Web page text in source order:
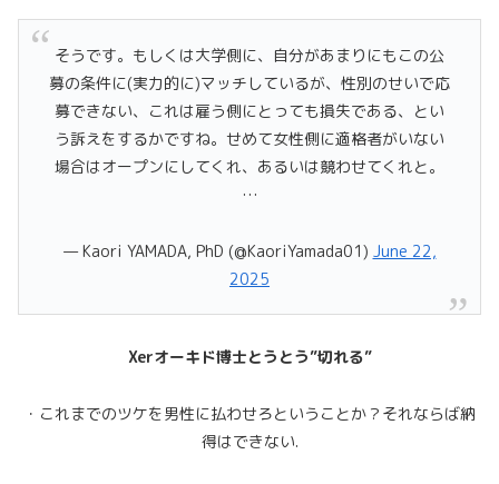
そうです。もしくは大学側に、自分があまりにもこの公
募の条件に(実力的に)マッチしているが、性別のせいで応
募できない、これは雇う側にとっても損失である、とい
う訴えをするかですね。せめて女性側に適格者がいない
場合はオープンにしてくれ、あるいは競わせてくれと。
…
— Kaori YAMADA, PhD (@KaoriYamada01) June 22,
2025
Xerオーキド博士とうとう”切れる”
・これまでのツケを男性に払わせろということか？それならば納
得はできない.